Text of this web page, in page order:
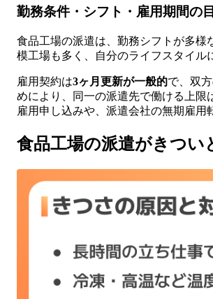
勤務条件・シフト・雇用期間の
食品工場の派遣は、勤務シフトが多様
模工場も多く、自分のライフスタイル
雇用契約は3ヶ月更新が一般的で、双
めにより、同一の派遣先で働ける上限
雇用申し込みや、派遣会社の無期雇用
食品工場の派遣がきつい